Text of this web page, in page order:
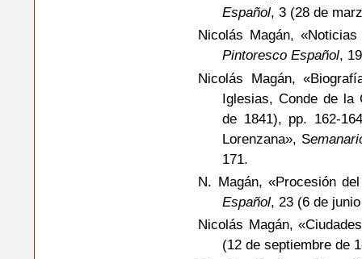
Español, 3 (28 de
Nicolás Magán,
Pintoresco Español,
Nicolás Magán,
Iglesias, Conde de la
de 1841), pp. 162-
Lorenzana», S
171.
N. Magán, «Procesión
Español, 23 (6 de
Nicolás Magán,
(12 de septiembre de